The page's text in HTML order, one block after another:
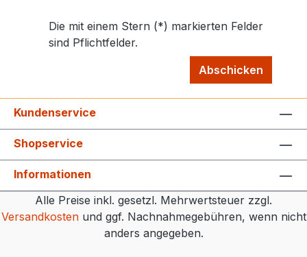
Die mit einem Stern (*) markierten Felder
sind Pflichtfelder.
Abschicken
Kundenservice
Shopservice
Informationen
Alle Preise inkl. gesetzl. Mehrwertsteuer zzgl.
Versandkostenund ggf. Nachnahmegebühren, wenn nicht
anders angegeben.